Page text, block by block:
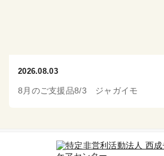
2026.08.03
8月のご支援品8/3 ジャガイモ